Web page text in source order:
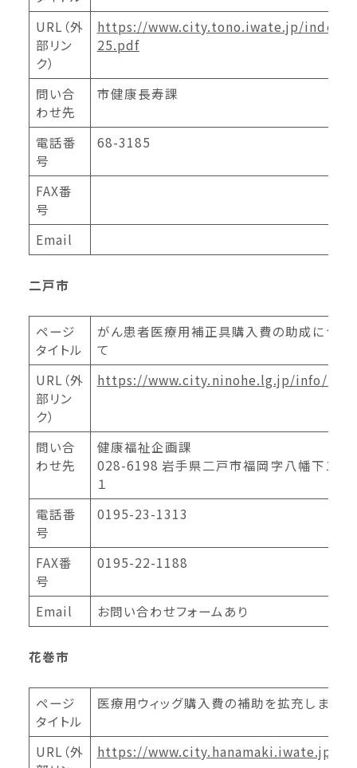
URL（外
部リン
ク）
https://www.city.tono.iwate.jp/
25.pdf
問い合
わせ先
市健康長寿課
電話番
号
68-3185
FAX番
号
Email
二戸市
ページ
タイトル
がん患者医療用補正具購入費の助成につい
て
URL（外
部リン
ク）
https://www.city.ninohe.lg.jp/info/
問い合
わせ先
健康福祉企画課
028-6198 岩手県二戸市福岡字八幡下１１
１
電話番
号
0195-23-1313
FAX番
号
0195-22-1188
Email お問い合わせフォームあり
花巻市
ページ
タイトル
医療用ウィッグ購入費の補助を拡充します
URL（外
https://www.city.hanamaki.iwate.jp/